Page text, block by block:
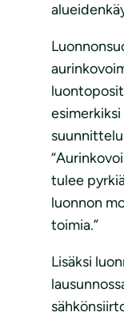
esimerkiksi
tulee
luonnon
toimia.”
Lisäksi